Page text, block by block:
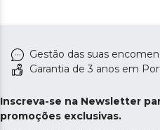
Gestão das suas
Garantia de 3 anos em
Inscreva-se na Newsletter
promoções exclusivas.